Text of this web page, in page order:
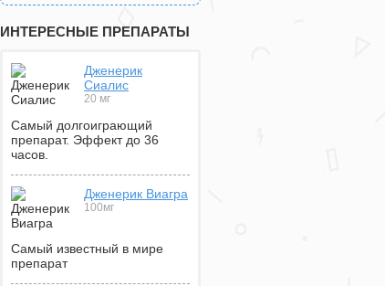
ИНТЕРЕСНЫЕ ПРЕПАРАТЫ
Дженерик
Сиалис
20 мг
Самый долгоиграющий
препарат. Эффект до 36
часов.
Дженерик Виагра
100мг
Самый известный в мире
препарат